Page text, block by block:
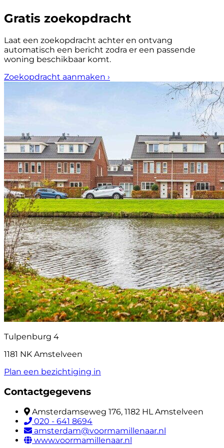
Gratis zoekopdracht
Laat een zoekopdracht achter en ontvang
automatisch een bericht zodra er een passende
woning beschikbaar komt.
Zoekopdracht aanmaken ›
Tulpenburg 4
1181 NK Amstelveen
Plan een bezichtiging in
Contactgegevens
Amsterdamseweg 176, 1182 HL Amstelveen
020 - 641 8694
amsterdam@voormamillenaar.nl
www.voormamillenaar.nl